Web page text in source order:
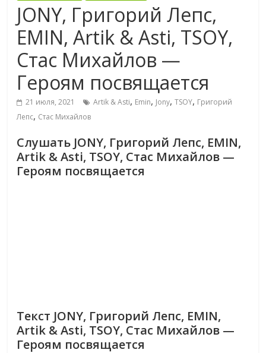
JONY, Григорий Лепс,
EMIN, Artik & Asti, TSOY,
Стас Михайлов —
Героям посвящается
21 июля, 2021 Artik & Asti, Emin, Jony,TSOY, Григорий
Лепс, Стас Михайлов
Слушать JONY, Григорий Лепс, EMIN,
Artik & Asti, TSOY, Стас Михайлов —
Героям посвящается
Текст JONY, Григорий Лепс, EMIN,
Artik & Asti, TSOY, Стас Михайлов —
Героям посвящается